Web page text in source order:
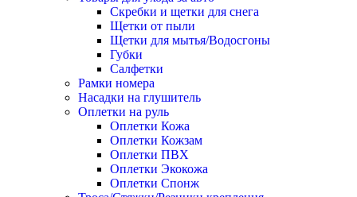
Скребки и щетки для снега
Щетки от пыли
Щетки для мытья/Водосгоны
Губки
Салфетки
Рамки номера
Насадки на глушитель
Оплетки на руль
Оплетки Кожа
Оплетки Кожзам
Оплетки ПВХ
Оплетки Экокожа
Оплетки Спонж